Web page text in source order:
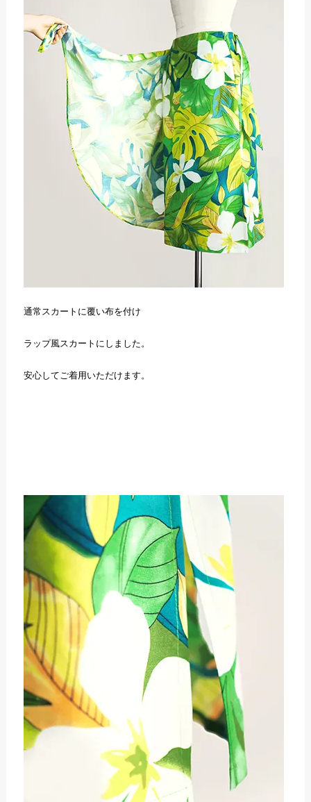
通常スカートに覆い布を付け
ラップ風スカートにしました。
安心してご着用いただけます。